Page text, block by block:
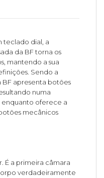
teclado dial, a
da BF torna os
mantendo a sua
Sendo a
BF apresenta botões
numa
enquanto oferece a
mecânicos
É a primeira câmara
verdadeiramente